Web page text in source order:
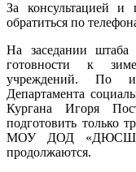
За консультацией
обратиться по
На заседании штаба
готовности к
учреждений. По
Департамента
Кургана Игоря
подготовить только
МОУ ДОД «ДЮСШ»
продолжаются.